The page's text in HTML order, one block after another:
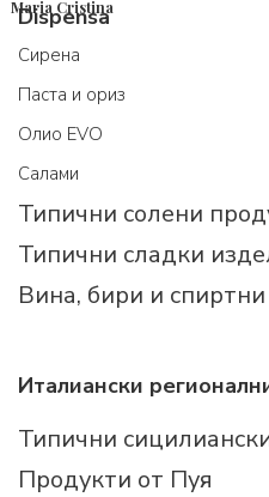
Maria Cristina
Dispensa
Cирена
Паста и ориз
Олио EVO
Салами
Типични солени
Типични сладки
Вина, бири и
Типични
Продукти от Пуя